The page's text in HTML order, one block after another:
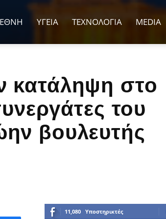
ΥΓΕΙΑ ΤΕΧΝΟΛΟΓΙΑ MEDIA
κατάληψη στο
του
βουλευτής
11,080 Υποστηρικτές